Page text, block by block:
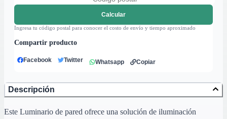
Calcular
Ingresa tu código postal para conocer el costo de envío y tiempo aproximado
Compartir producto
Facebook Twitter Whatsapp Copiar
Descripción
Este Luminario de pared ofrece una solución de iluminación